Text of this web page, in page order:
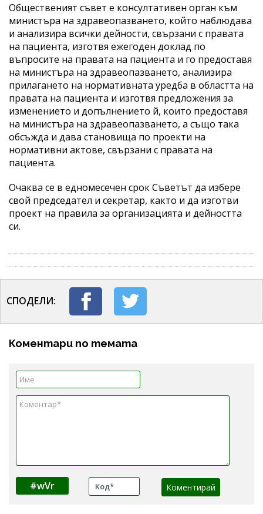
Общественият съвет е консултативен орган към
министъра на здравеопазването, който наблюдава
и анализира всички дейности, свързани с правата
на пациента, изготвя ежегоден доклад по
въпросите на правата на пациента и го предоставя
на министъра на здравеопазването, анализира
прилагането на нормативната уредба в областта на
правата на пациента и изготвя предложения за
изменението и допълнението й, които предоставя
на министъра на здравеопазването, а също така
обсъжда и дава становища по проекти на
нормативни актове, свързани с правата на
пациента.
Очаква се в едномесечен срок Съветът да избере
свой председател и секретар, както и да изготви
проект на правила за организацията и дейността
си.
СПОДЕЛИ:
Коментари по темата
#wVr